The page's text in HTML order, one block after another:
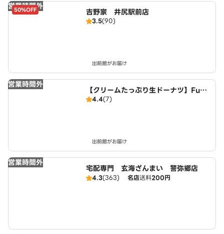
営業時間外
50%OFF 吉野家 井尻駅前店
3.5(90)
出前館がお届け
営業時間外
【クリームたっぷり生ドーナツ】FuW
aDonuts 清水4丁目店
4.4(7)
出前館がお届け
営業時間外
宅配専門 玄海ざんまい 警弥郷店
4.3(363) 名店送料200円